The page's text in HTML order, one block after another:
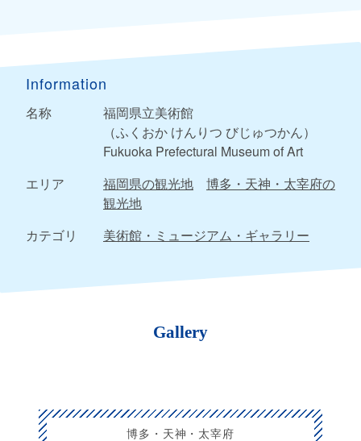
Information
名称
福岡県立美術館
（ふくおか けんりつ びじゅつかん）
Fukuoka Prefectural Museum of Art
エリア
福岡県の観光地
博多・天神・太宰府の
観光地
カテゴリ
美術館・ミュージアム・ギャラリー
Gallery
博多・天神・太宰府